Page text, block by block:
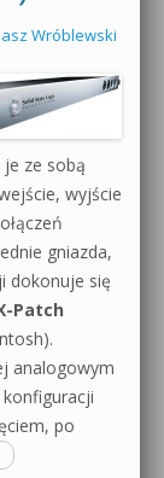
Wróblewski
ze sobą
wyjście
gniazda,
dokonuje się
Patch
analogowym
po